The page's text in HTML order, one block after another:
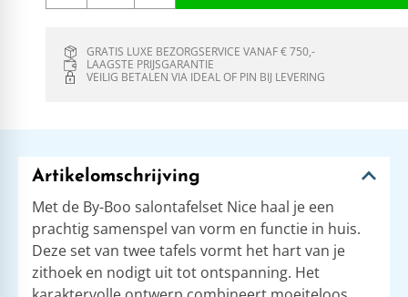
GRATIS LUXE BEZORGSERVICE VANAF € 750,-
LAAGSTE PRIJSGARANTIE
VEILIG BETALEN VIA IDEAL OF PIN BIJ LEVERING
Artikelomschrijving
Met de By-Boo salontafelset Nice haal je een
prachtig samenspel van vorm en functie in huis.
Deze set van twee tafels vormt het hart van je
zithoek en nodigt uit tot ontspanning. Het